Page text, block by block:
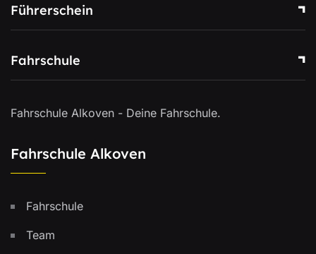
Führerschein
Fahrschule
Fahrschule Alkoven - Deine Fahrschule.
Fahrschule Alkoven
Fahrschule
Team